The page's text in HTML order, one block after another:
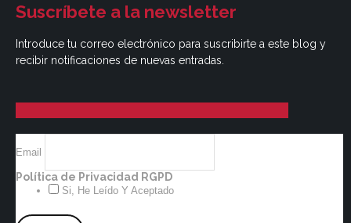
Suscríbete a la newsletter
Introduce tu correo electrónico para suscribirte a este blog y
recibir notificaciones de nuevas entradas.
Email
Política de Privacidad RGPD
Si, He Leído Y Aceptado